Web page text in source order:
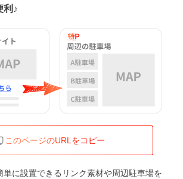
利♪
このページのURLをコピー
単に設置できるリンク素材や周辺駐車場を